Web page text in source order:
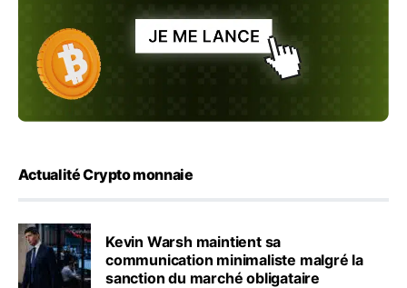
Actualité Crypto monnaie
Kevin Warsh maintient sa
communication minimaliste malgré la
sanction du marché obligataire